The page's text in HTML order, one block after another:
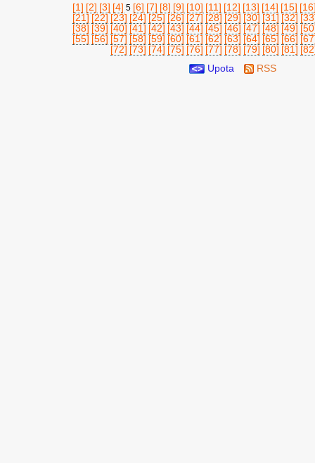
[1] [2] [3] [4] 5 [6] [7] [8] [9] [10] [11] [12] [13] [14] [15]
[21][22][23] [24] [25] [26] [27] [28][29][30][31][32]
[38][39][40][41][42][43][44][45][46][47][48][49]
[55][56][57][58][59][60][61][62][63][64][65][66]
[72][73][74][75][76][77][78][79][80][81]
Upota
RSS